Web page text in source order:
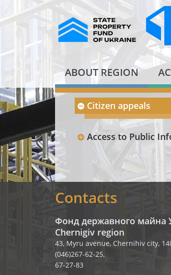
ABOUT REGION
Citizen appeals
Access to Public
Contacts
Фонд державного майна
Chernigiv region
43, Myru avenue, Chernihiv city,
(046)267-62-25,
67-27-83